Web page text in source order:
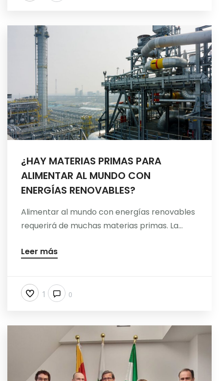
¿HAY MATERIAS PRIMAS PARA
ALIMENTAR AL MUNDO CON
ENERGÍAS RENOVABLES?
Alimentar al mundo con energías renovables
requerirá de muchas materias primas. La...
Leer más
1 0